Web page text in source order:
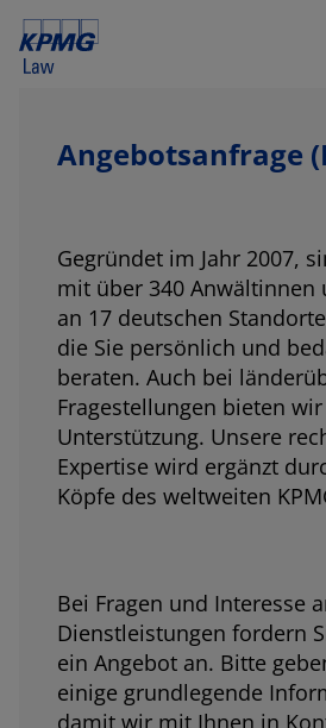
Angebotsanfrage
Gegründet im Jahr 2007,
mit über 340 Anwältinnen
an 17 deutschen
die Sie persönlich und
beraten. Auch bei
Fragestellungen bieten
Unterstützung. Unsere
Expertise wird ergänzt
Köpfe des weltweiten
Bei Fragen und Interesse
Dienstleistungen fordern
ein Angebot an. Bitte
einige grundlegende
damit wir mit Ihnen in